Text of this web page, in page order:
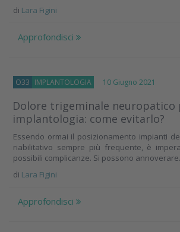
di Lara Figini
Approfondisci
O33 IMPLANTOLOGIA 10 Giugno 2021
Dolore trigeminale neuropatico
implantologia: come evitarlo?
Essendo ormai il posizionamento impianti
riabilitativo sempre più frequente, è
possibili complicanze. Si possono
di Lara Figini
Approfondisci